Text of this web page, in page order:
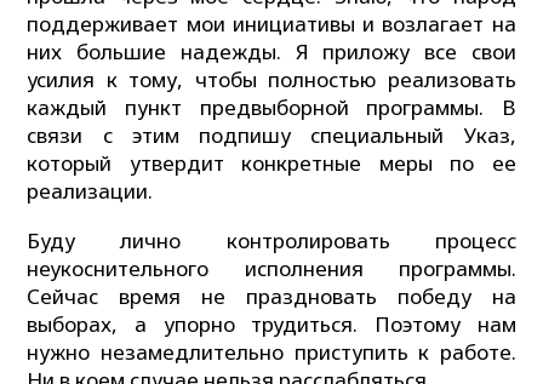
поддерживает мои инициативы и возлагает на
них большие надежды. Я приложу все свои
усилия к тому, чтобы полностью реализовать
каждый пункт предвыборной программы. В
связи с этим подпишу специальный Указ,
который утвердит конкретные меры по ее
реализации.
Буду лично контролировать процесс
неукоснительного исполнения программы.
Сейчас время не праздновать победу на
выборах, а упорно трудиться. Поэтому нам
нужно незамедлительно приступить к работе.